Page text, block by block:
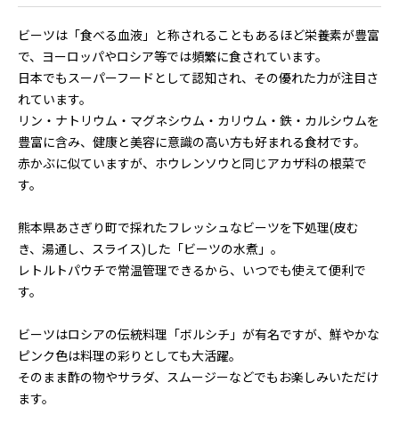
ビーツは「食べる血液」と称されることもあるほど栄養素が豊富
で、ヨーロッパやロシア等では頻繁に食されています。
日本でもスーパーフードとして認知され、その優れた力が注目さ
れています。
リン・ナトリウム・マグネシウム・カリウム・鉄・カルシウムを
豊富に含み、健康と美容に意識の高い方も好まれる食材です。
赤かぶに似ていますが、ホウレンソウと同じアカザ科の根菜で
す。
熊本県あさぎり町で採れたフレッシュなビーツを下処理(皮む
き、湯通し、スライス)した「ビーツの水煮」。
レトルトパウチで常温管理できるから、いつでも使えて便利で
す。
ビーツはロシアの伝統料理「ボルシチ」が有名ですが、鮮やかな
ピンク色は料理の彩りとしても大活躍。
そのまま酢の物やサラダ、スムージーなどでもお楽しみいただけ
ます。